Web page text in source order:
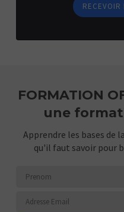
RECEVOIR
FORMATION
une
Apprendre les bases de
qu'il faut savoir pour